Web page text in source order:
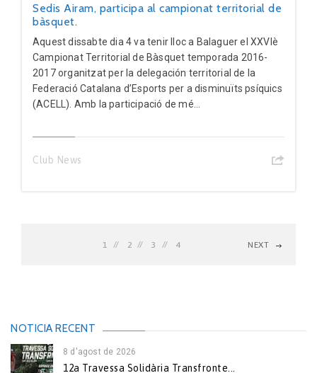
Sedis Airam, participa al campionat territorial de
bàsquet.
Aquest dissabte dia 4 va tenir lloc a Balaguer el XXVIè
Campionat Territorial de Bàsquet temporada 2016-
2017 organitzat per la delegación territorial de la
Federació Catalana d’Esports per a disminuïts psíquics
(ACELL). Amb la participació de mé...
Club News
1 2 3 4 NEXT
NOTICIA RECENT
8 d'agost de 2026
12a Travessa Solidària Transfronte...